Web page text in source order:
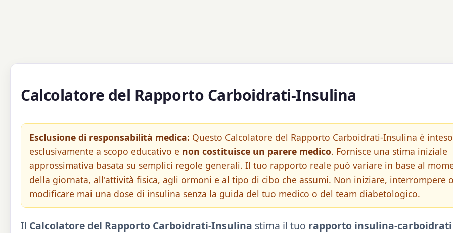
Calcolatore del Rapporto Carboidrati-Insulina
Esclusione di responsabilità medica: Questo Calcolatore del Rapporto Carboidrati-Insulina è inteso
esclusivamente a scopo educativo e non costituisce un parere medico. Fornisce una stima iniziale
approssimativa basata su semplici regole generali. Il tuo rapporto reale può variare in base al
della giornata, all'attività fisica, agli ormoni e al tipo di cibo che assumi. Non iniziare, interrompere
modificare mai una dose di insulina senza la guida del tuo medico o del team diabetologico.
Il Calcolatore del Rapporto Carboidrati-Insulina stima il tuo rapporto insulina-carboidrati